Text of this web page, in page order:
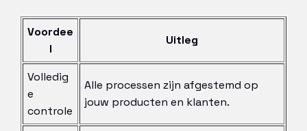
Voordee
l
Uitleg
Volledig
e
controle
Alle processen zijn afgestemd op
jouw producten en klanten.